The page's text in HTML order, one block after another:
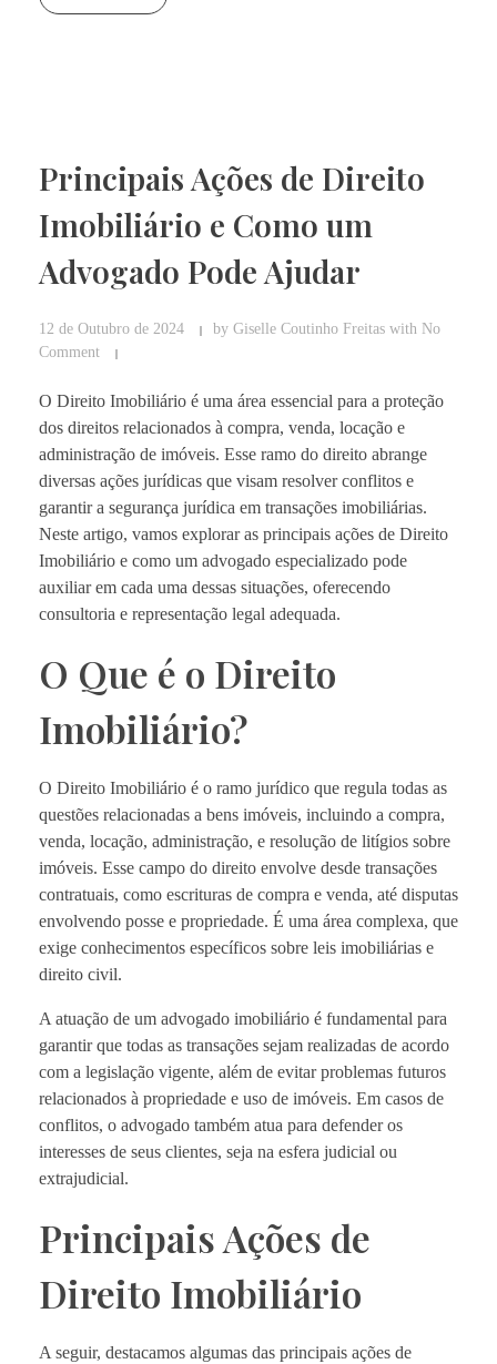
Principais Ações de Direito
Imobiliário e Como um
Advogado Pode Ajudar
12 de Outubro de 2024 by Giselle Coutinho Freitas with No
Comment
O Direito Imobiliário é uma área essencial para a proteção
dos direitos relacionados à compra, venda, locação e
administração de imóveis. Esse ramo do direito abrange
diversas ações jurídicas que visam resolver conflitos e
garantir a segurança jurídica em transações imobiliárias.
Neste artigo, vamos explorar as principais ações de Direito
Imobiliário e como um advogado especializado pode
auxiliar em cada uma dessas situações, oferecendo
consultoria e representação legal adequada.
O Que é o Direito
Imobiliário?
O Direito Imobiliário é o ramo jurídico que regula todas as
questões relacionadas a bens imóveis, incluindo a compra,
venda, locação, administração, e resolução de litígios sobre
imóveis. Esse campo do direito envolve desde transações
contratuais, como escrituras de compra e venda, até disputas
envolvendo posse e propriedade. É uma área complexa, que
exige conhecimentos específicos sobre leis imobiliárias e
direito civil.
A atuação de um advogado imobiliário é fundamental para
garantir que todas as transações sejam realizadas de acordo
com a legislação vigente, além de evitar problemas futuros
relacionados à propriedade e uso de imóveis. Em casos de
conflitos, o advogado também atua para defender os
interesses de seus clientes, seja na esfera judicial ou
extrajudicial.
Principais Ações de
Direito Imobiliário
A seguir, destacamos algumas das principais ações de